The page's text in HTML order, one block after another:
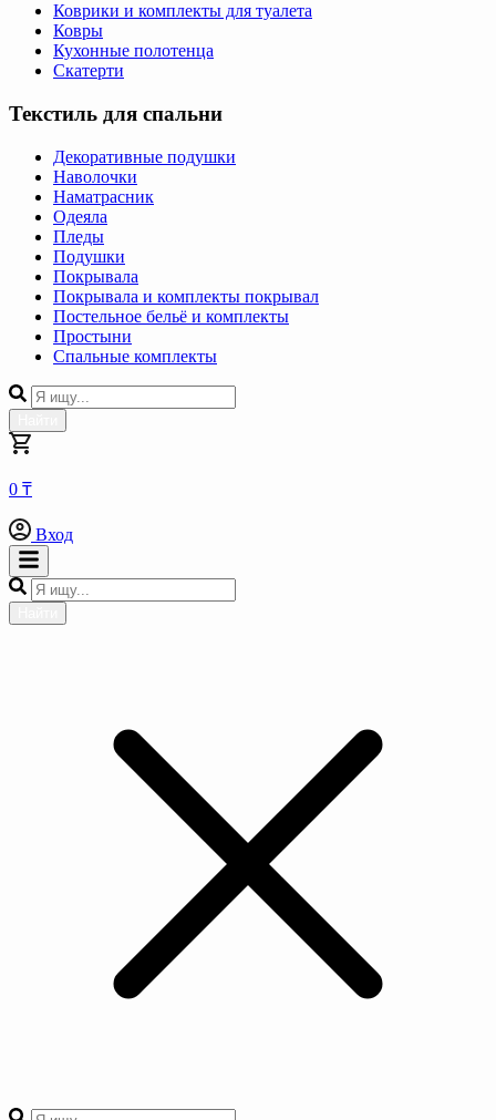
Коврики и комплекты для туалета
Ковры
Кухонные полотенца
Скатерти
Текстиль для спальни
Декоративные подушки
Наволочки
Наматрасник
Одеяла
Пледы
Подушки
Покрывала
Покрывала и комплекты покрывал
Постельное бельё и комплекты
Простыни
Спальные комплекты
0 ₸
Вход